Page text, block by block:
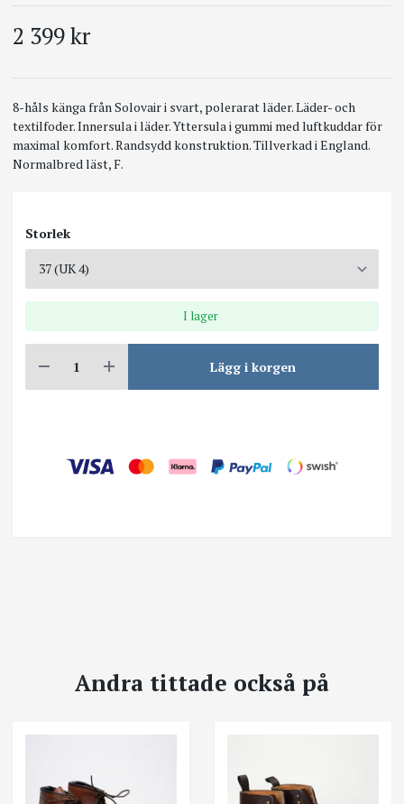
2 399 kr
8-håls känga från Solovair i svart, polerarat läder. Läder- och
textilfoder. Innersula i läder. Yttersula i gummi med luftkuddar för
maximal komfort. Randsydd konstruktion. Tillverkad i England.
Normalbred läst, F.
Storlek
I lager
Lägg i korgen
Andra tittade också på